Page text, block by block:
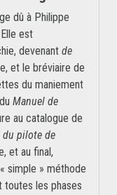
dû à Philippe
est
devenant de
et le bréviaire de
du maniement
Manuel de
au catalogue de
du pilote de
et au final,
simple » méthode
toutes les phases